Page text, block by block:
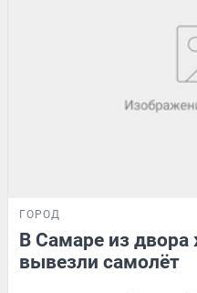
ГОРОД
В Самаре из
вывезли самолёт